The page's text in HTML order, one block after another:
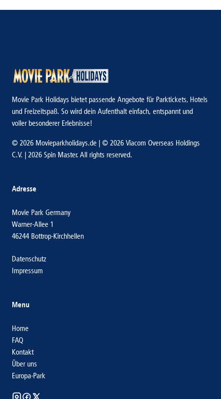
Movie Park Holidays bietet passende Angebote für Parktickets, Hotels
und Freizeitspaß. So wird dein Aufenthalt einfach, entspannt und
voller besonderer Erlebnisse!
© 2026 Movieparkholidays.de | © 2026 Viacom Overseas Holdings
C.V. | 2026 Spin Master. All rights reserved.
Adresse
Movie Park Germany
Warner-Allee 1
46244 Bottrop-Kirchhellen
Datenschutz
Impressum
Menu
Home
FAQ
Kontakt
Über uns
Europa-Park